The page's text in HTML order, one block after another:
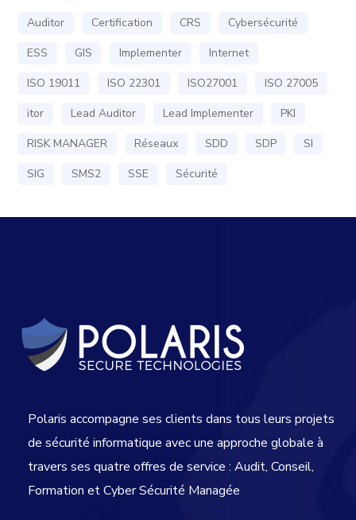
Auditor Certification CRS
Cybersécurité
ESS
GIS Implementer
Internet
ISO 19011
ISO 22301 ISO27001
ISO 27005
itor
Lead Auditor Lead Implementer
PKI
RISK MANAGER
Réseaux SDD SDP
SI
SIG
SMS2 SSE Sécurité
Polaris accompagne ses clients dans tous leurs projets
de sécurité informatique avec une approche globale à
travers ses quatre offres de service : Audit, Conseil,
Formation et Cyber Sécurité Managée